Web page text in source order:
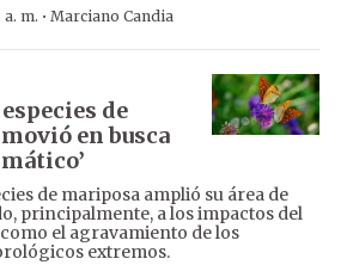
m. · Marciano Candia
de
en busca
de mariposa amplió su área de
principalmente, a los impactos del
el agravamiento de los
extremos.